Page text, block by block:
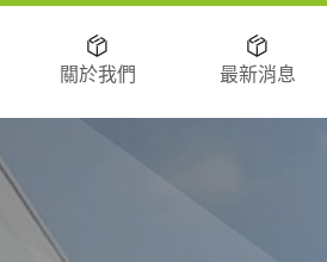
關於我們 最新消息